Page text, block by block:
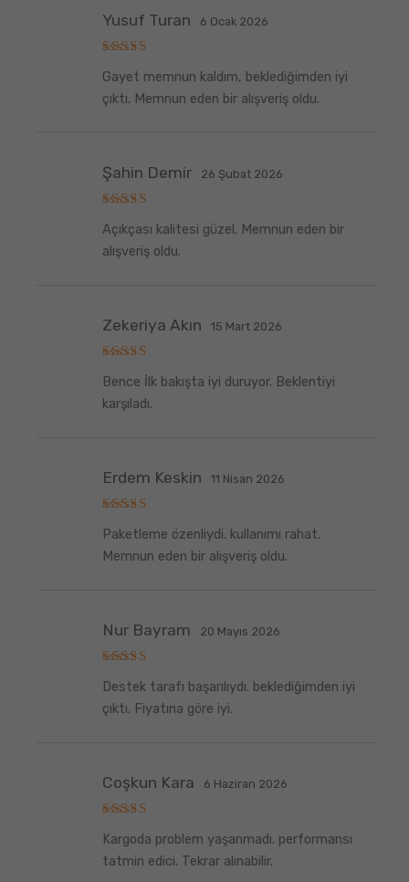
üzerinden
oy aldı
Yusuf Turan 6 Ocak 2026
Gayet memnun kaldım, beklediğimden iyi
çıktı. Memnun eden bir alışveriş oldu.
üzerinden
5oy aldı
Şahin Demir 26 Şubat 2026
Açıkçası kalitesi güzel. Memnun eden bir
alışveriş oldu.
üzerinden
5
oy aldı
Zekeriya Akın 15 Mart 2026
Bence İlk bakışta iyi duruyor. Beklentiyi
karşıladı.
üzerinden
5oy aldı
Erdem Keskin 11 Nisan 2026
Paketleme özenliydi. kullanımı rahat.
Memnun eden bir alışveriş oldu.
üzerinden
oy aldı
Nur Bayram 20 Mayıs 2026
Destek tarafı başarılıydı. beklediğimden iyi
çıktı. Fiyatına göre iyi.
üzerinden
5
oy aldı
Coşkun Kara 6 Haziran 2026
Kargoda problem yaşanmadı. performansı
tatmin edici. Tekrar alınabilir.